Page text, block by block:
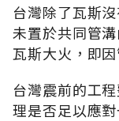
台灣除了瓦斯
未置於共同管
瓦斯大火，即
台灣震前的工
理是否足以應